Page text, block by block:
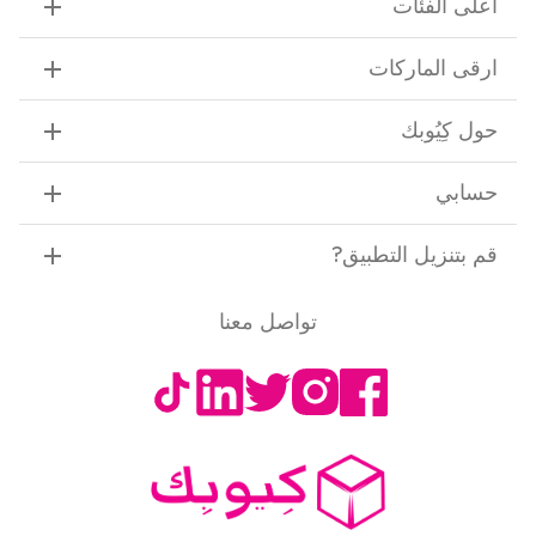
أعلى الفئات
ارقى الماركات
حول كِيُوبك
حسابي
قم بتنزيل التطبيق?
تواصل معنا